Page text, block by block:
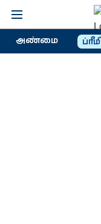
அண்மை